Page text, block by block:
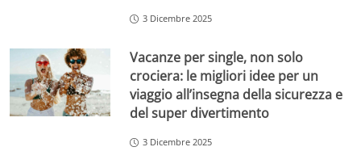
3 Dicembre 2025
Vacanze per single, non solo
crociera: le migliori idee per un
viaggio all’insegna della sicurezza e
del super divertimento
3 Dicembre 2025